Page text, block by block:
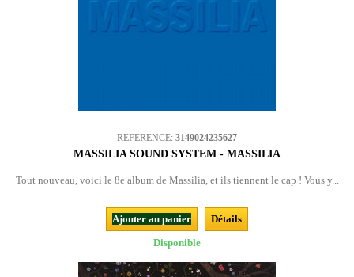
REFERENCE: 3149024235627
MASSILIA SOUND SYSTEM - MASSILIA
Tout nouveau, voici le 8e album de Massilia, et ils tiennent le cap ! Vous y...
Ajouter au panier
Détails
Disponible